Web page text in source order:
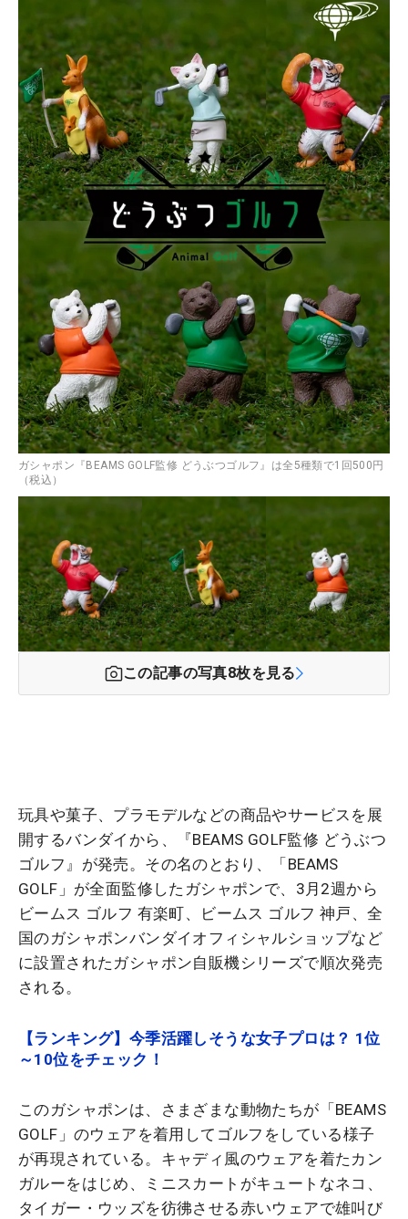
ガシャポン『BEAMS GOLF監修 どうぶつゴルフ』は全5種類で1回500円
（税込）
この記事の写真8枚を見る
玩具や菓子、プラモデルなどの商品やサービスを展
開するバンダイから、『BEAMS GOLF監修 どうぶつ
ゴルフ』が発売。その名のとおり、「BEAMS
GOLF」が全面監修したガシャポンで、3月2週から
ビームス ゴルフ 有楽町、ビームス ゴルフ 神戸、全
国のガシャポンバンダイオフィシャルショップなど
に設置されたガシャポン⾃販機シリーズで順次発売
される。
【ランキング】今季活躍しそうな女子プロは？ 1位
～10位をチェック！
このガシャポンは、さまざまな動物たちが「BEAMS
GOLF」のウェアを着用してゴルフをしている様子
が再現されている。キャディ風のウェアを着たカン
ガルーをはじめ、ミニスカートがキュートなネコ、
タイガー・ウッズを彷彿させる赤いウェアで雄叫び